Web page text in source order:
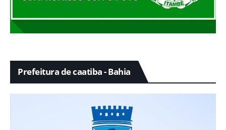
Prefeitura de caatiba - Bahia